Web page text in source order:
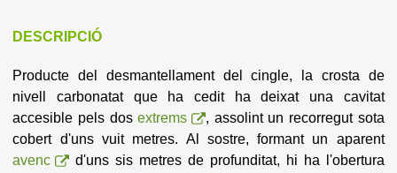
DESCRIPCIÓ
Producte del desmantellament del cingle, la crosta de
nivell carbonatat que ha cedit ha deixat una cavitat
accesible pels dosextrems
, assolint un recorregut sota
cobert d'uns vuit metres. Al sostre, formant un aparent
avenc
d'uns sis metres de profunditat, hi ha l'obertura